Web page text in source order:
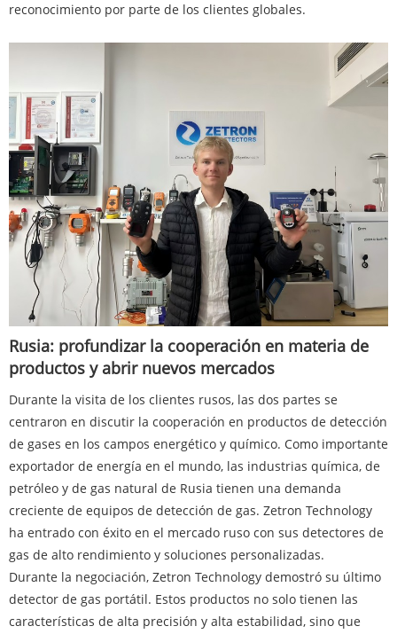
reconocimiento por parte de los clientes globales.
Rusia: profundizar la cooperación en materia de
productos y abrir nuevos mercados
Durante la visita de los clientes rusos, las dos partes se
centraron en discutir la cooperación en productos de detección
de gases en los campos energético y químico. Como importante
exportador de energía en el mundo, las industrias química, de
petróleo y de gas natural de Rusia tienen una demanda
creciente de equipos de detección de gas. Zetron Technology
ha entrado con éxito en el mercado ruso con sus detectores de
gas de alto rendimiento y soluciones personalizadas.
Durante la negociación, Zetron Technology demostró su último
detector de gas portátil. Estos productos no solo tienen las
características de alta precisión y alta estabilidad, sino que